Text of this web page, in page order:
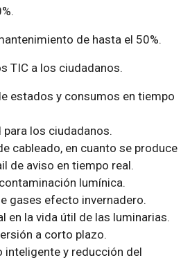
de hasta el 50%.
TIC a los ciudadanos.
estados y consumos en tiempo
los ciudadanos.
cableado, en cuanto se produce
de aviso en tiempo real.
lumínica.
gases efecto invernadero.
en la vida útil de las luminarias.
a corto plazo.
inteligente y reducción del